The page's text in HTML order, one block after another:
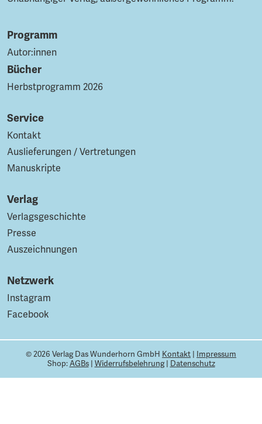
Programm
Autor:innen
Bücher
Herbstprogramm 2026
Service
Kontakt
Auslieferungen / Vertretungen
Manuskripte
Verlag
Verlagsgeschichte
Presse
Auszeichnungen
Netzwerk
Instagram
Facebook
© 2026 Verlag Das Wunderhorn GmbH Kontakt
Impressum
Shop:AGBs| Widerrufsbelehrung| Datenschutz